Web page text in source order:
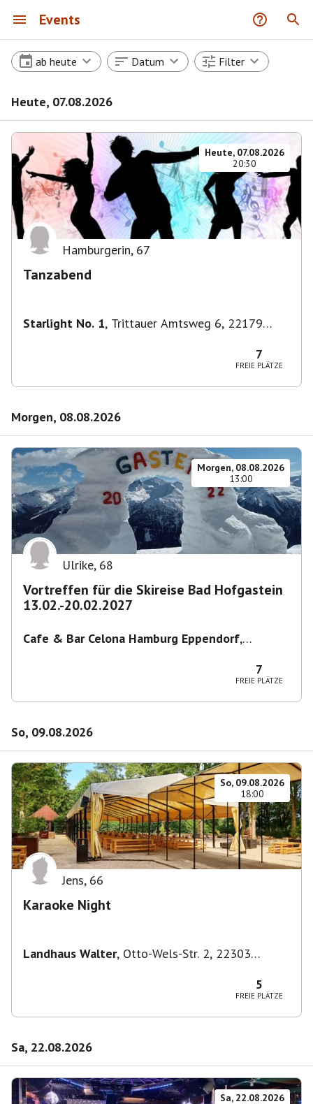
Events
ab heute Datum Filter
Heute, 07.08.2026
Heute, 07.08.2026
20:30
Hamburgerin, 67
Tanzabend
Starlight No. 1, Trittauer Amtsweg 6, 22179
7
FREIE PLÄTZE
Morgen, 08.08.2026
Morgen, 08.08.2026
13:00
Ulrike, 68
Vortreffen für die Skireise Bad Hofgastein
13.02.-20.02.2027
Cafe & Bar Celona Hamburg Eppendorf,
7
FREIE PLÄTZE
So, 09.08.2026
So, 09.08.2026
18:00
Jens, 66
Karaoke Night
Landhaus Walter, Otto-Wels-Str. 2, 22303
5
FREIE PLÄTZE
Sa, 22.08.2026
Sa, 22.08.2026